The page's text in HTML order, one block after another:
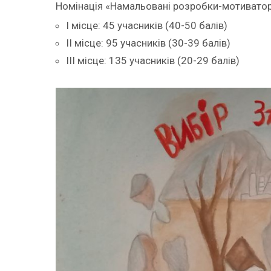
Номінація «Намальовані розробки-
І місце: 45 учасників (40-50 балів)
ІІ місце: 95 учасників (30-39 балів)
ІІІ місце: 135 учасників (20-29 балів)